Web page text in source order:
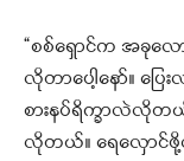
“စစ်ရှောင်က အခုလ
လိုတာပေါ့နော်။ ပြ
စားနပ်ရိက္ခာလဲလိုတ
လိုတယ်။ ရေလှောင်ဖို့